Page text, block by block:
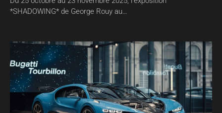
*SHADOWING* de George Rouy au…